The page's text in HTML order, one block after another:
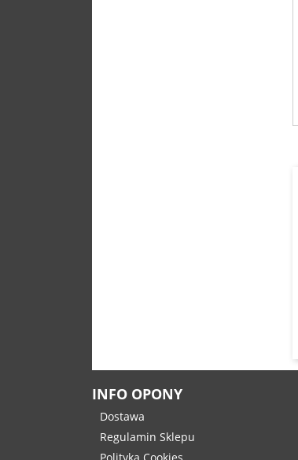
INFO OPONY
Dostawa
Regulamin Sklepu